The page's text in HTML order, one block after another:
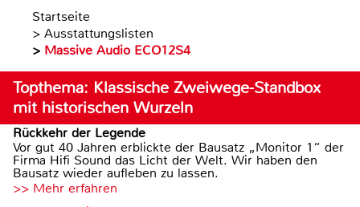
Startseite
> Ausstattungslisten
> Massive Audio ECO12S4
Topthema: Klassische Zweiwege-Standbox
mit historischen Wurzeln
Rückkehr der Legende
Vor gut 40 Jahren erblickte der Bausatz „Monitor 1“ der
Firma Hifi Sound das Licht der Welt. Wir haben den
Bausatz wieder aufleben zu lassen.
>> Mehr erfahren